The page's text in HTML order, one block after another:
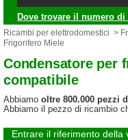
Dove trovare il numero
Ricambi per elettrodomestici >
Frigorifero Miele
Condensatore per
compatibile
Abbiamo oltre 800.000 pezzi
Abbiamo il pezzo di ricambio
Entrare il riferimento della